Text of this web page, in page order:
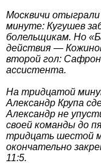
Москвичи
минуте: Кугушев
болельщикам. Но
действия —
второй гол:
ассистента.
На тридцатой
Александр Крупа
Александр не
своей команды до
тридцать шестой
окончательно
11:5.